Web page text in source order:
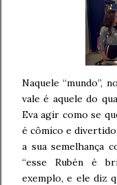
Naquele “mundo”,
vale é aquele do
Eva agir como se
é cômico e
a sua semelhança
“esse Rubén é
exemplo, e ele diz